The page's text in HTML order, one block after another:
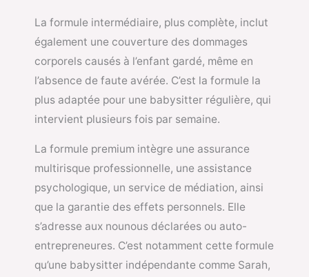
La formule intermédiaire, plus complète, inclut
également une couverture des dommages
corporels causés à l’enfant gardé, même en
l’absence de faute avérée. C’est la formule la
plus adaptée pour une babysitter régulière, qui
intervient plusieurs fois par semaine.
La formule premium intègre une assurance
multirisque professionnelle, une assistance
psychologique, un service de médiation, ainsi
que la garantie des effets personnels. Elle
s’adresse aux nounous déclarées ou auto-
entrepreneures. C’est notamment cette formule
qu’une babysitter indépendante comme Sarah,